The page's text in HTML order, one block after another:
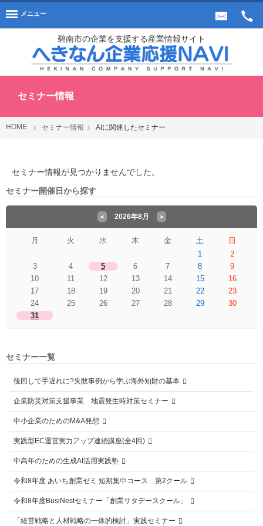
碧南市の企業を支援する産業情報サイト
メニュー
セミナー情報
HOME セミナー情報 AIに関連したセミナー
セミナー情報が見つかりませんでした。
セミナー開催日から探す
< 2026年8月 >
月 火 水 木 金 土
日
1
2
3
4 5 6 7 8
9
10
11 12 13 14 15
16
17
18 19 20 21 22
23
24
25 26 27 28 29
30
31
セミナー一覧
後回しで手遅れに?失敗事例から学ぶ海外知財の基本
企業防災対策支援事業 地震発生時対策セミナー
中小企業のためのM&A発想
実践型EC運営実力アップ連続講座(全4回)
中高年のための生成AI活用実践塾
令和8年度 あいち創業ゼミ 短期集中コース 第2クール
令和8年度BusiNestセミナー「創業サタデースクール」
「経営戦略と人材戦略の一体的検討」実践セミナー